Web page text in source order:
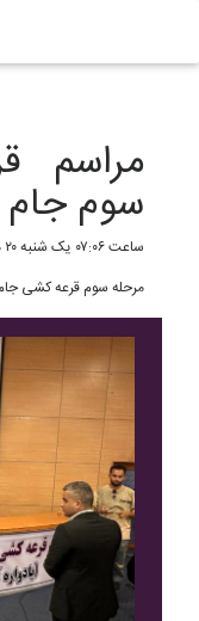
مراسم
سوم
ساعت ۰۷:۰۶ یک شنبه ۲۰ مهر ۱۴۰۴
مرحله سوم قرعه کشی